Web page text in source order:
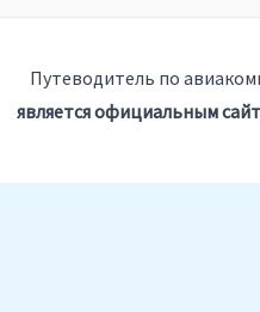
Путеводитель по
является официальным